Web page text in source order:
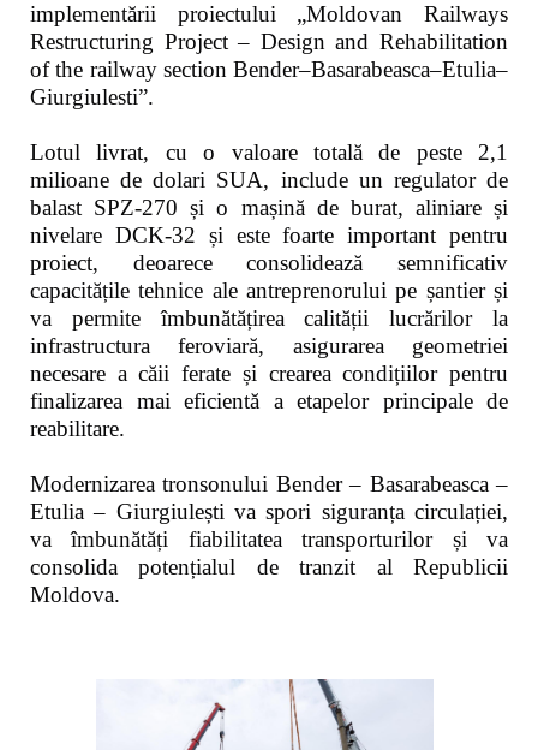
implementării proiectului „Moldovan Railways
Restructuring Project – Design and Rehabilitation
of the railway section Bender–Basarabeasca–Etulia–
Giurgiulesti”.
Lotul livrat, cu o valoare totală de peste 2,1
milioane de dolari SUA, include un regulator de
balast SPZ-270 și o mașină de burat, aliniare și
nivelare DCK-32 și este foarte important pentru
proiect, deoarece consolidează semnificativ
capacitățile tehnice ale antreprenorului pe șantier și
va permite îmbunătățirea calității lucrărilor la
infrastructura feroviară, asigurarea geometriei
necesare a căii ferate și crearea condițiilor pentru
finalizarea mai eficientă a etapelor principale de
reabilitare.
Modernizarea tronsonului Bender – Basarabeasca –
Etulia – Giurgiulești va spori siguranța circulației,
va îmbunătăți fiabilitatea transporturilor și va
consolida potențialul de tranzit al Republicii
Moldova.